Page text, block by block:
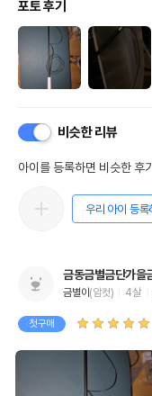
포토 후기
비슷한 리뷰
아이를 등록하면 비슷한 후
우리 아이 등록
금동금별금단가을
금별이 (암컷) 4살
첫구매